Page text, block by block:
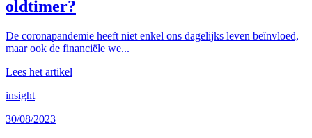
oldtimer?
De coronapandemie heeft niet enkel ons dagelijks leven beïnvloed,
maar ook de financiële we...
Lees het artikel
insight
30/08/2023